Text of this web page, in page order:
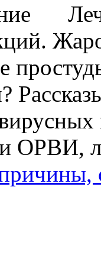
ОРВИ,